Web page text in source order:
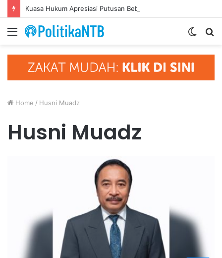
Menu
Switch
Home / Husni Muadz
Husni Muadz